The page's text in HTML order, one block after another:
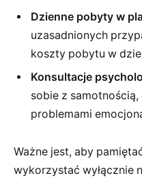
Dzienne pobyty w
uzasadnionych
koszty pobytu w
Konsultacje
sobie z
problemami
Ważne jest, aby
wykorzystać wyłącznie